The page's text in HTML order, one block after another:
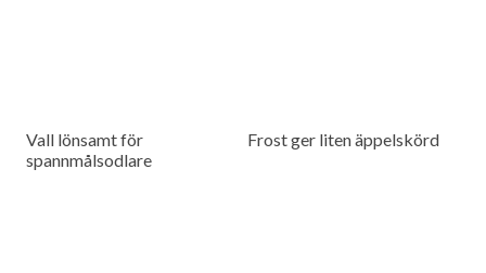
Vall lönsamt för
spannmålsodlare
Frost ger liten äppelskörd